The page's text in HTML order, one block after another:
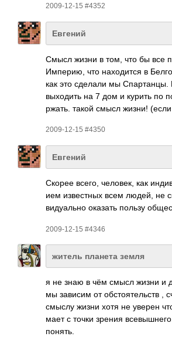
2009-12-15 #4352
Евгений
Смысл жизни в том, что бы все
Импе­рию, что нахо­дится в
как это сделали мы
выхо­дить на 7 дом и курить по
ржать. такой смысл жизни!
2009-12-15 #4350
Евгений
Скорее всего, чело­век, как
ием изве­стных всем людей, не
виду­ально оказать пользу
2009-12-15 #4346
житель планета земля
я не знаю в чём смысл жизни и
мы зависим от обст­ояте­льств ,
смыслу жизни хотя не уверен
мает с точки зрения
понять.